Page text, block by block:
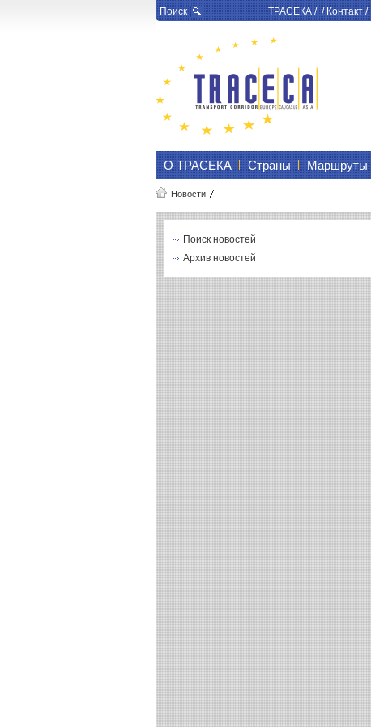
Поиск ТРАСЕКА/ /Контакт/
О ТРАСЕКА Страны Маршруты
Новости
Поиск новостей
Архив новостей